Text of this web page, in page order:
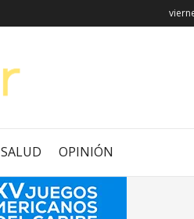
SALUD OPINIÓN